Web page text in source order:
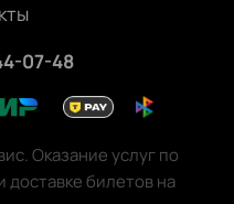
07-48
Оказание услуг по
билетов на